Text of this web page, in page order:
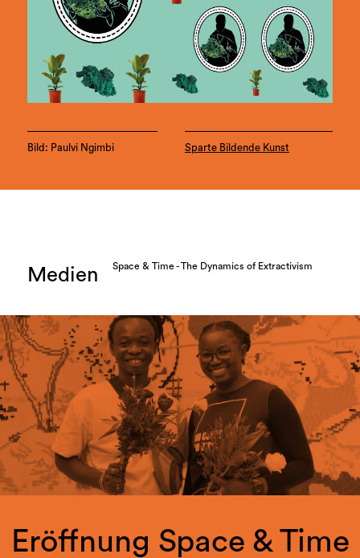
Bild: Paulvi Ngimbi Sparte Bildende Kunst
Medien Space & Time - The Dynamics of Extractivism
Eröffnung Space & Time